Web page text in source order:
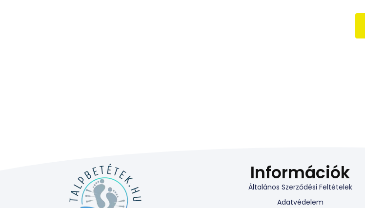
Információk
Általános Szerződési Feltételek
Adatvédelem